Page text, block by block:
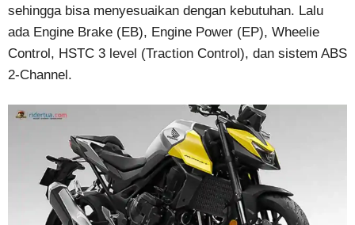
sehingga bisa menyesuaikan dengan kebutuhan. Lalu
ada Engine Brake (EB), Engine Power (EP), Wheelie
Control, HSTC 3 level (Traction Control), dan sistem ABS
2-Channel.